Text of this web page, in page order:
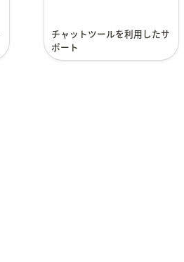
チャットツールを利用したサ
ポート